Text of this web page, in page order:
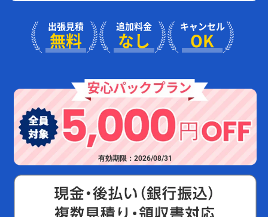
出張見積
無料
追加料金
なし
キャンセル
OK
有効期限：2026/08/31